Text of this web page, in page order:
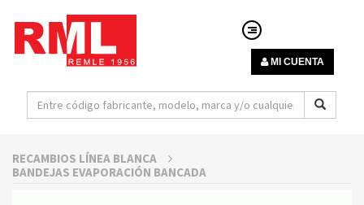
MI CUENTA
RECAMBIOS LÍNEA BLANCA
BANDEJAS EVAPORACIÓN BANCADA